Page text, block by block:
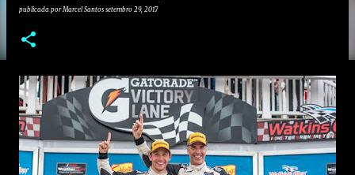
publicada porMarcel Santos setembro 29, 2017